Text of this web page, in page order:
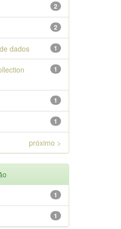
2
2
1
dados
1
1
1
próximo >
1
1